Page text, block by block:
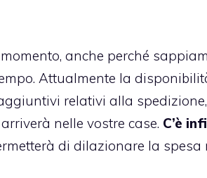
anche perché
Attualmente la
relativi alla
nelle vostre case. C’è
di dilazionare la spesa